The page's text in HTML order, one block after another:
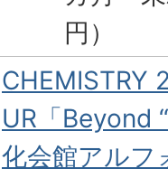
円）
CHEMISTRY
UR「Beyond
化会館アルフ